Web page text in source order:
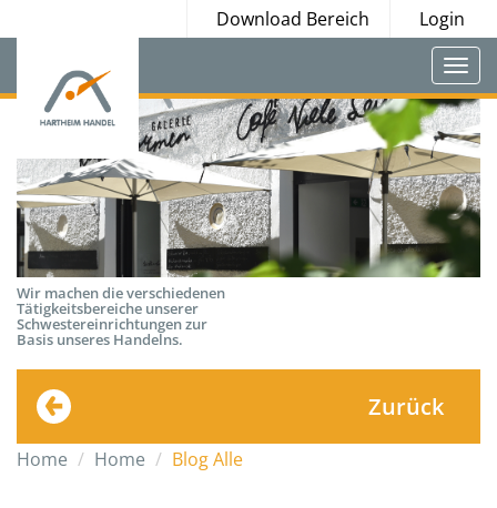
Download Bereich Login
Wir machen die verschiedenen
Tätigkeitsbereiche unserer
Schwestereinrichtungen zur
Basis unseres Handelns.
Zurück
Home Home Blog Alle